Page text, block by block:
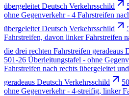
übergeleitet Deutsch Verkehrsschild
ohne Gegenverkehr - 4 Fahrstreifen
übergeleitet Deutsch Verkehrsschild
Fahrstreifen, davon linker Fahrstreifen
die drei rechten Fahrstreifen geradeaus
501-26 Überleitungstafel - ohne
Fahrstreifen nach rechts übergeleitet
geradeaus Deutsch Verkehrsschild
ohne Gegenverkehr - 4-streifig, linker